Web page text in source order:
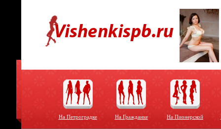
На Петроградке На Гражданке На Пионерской